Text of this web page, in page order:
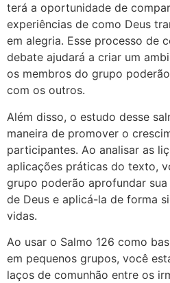
terá a oportunidade de
experiências de como Deus
em alegria. Esse processo de
debate ajudará a criar um
os membros do grupo
com os outros.
Além disso, o estudo desse
maneira de promover o
participantes. Ao analisar as
aplicações práticas do texto,
grupo poderão aprofundar
de Deus e aplicá-la de forma
vidas.
Ao usar o Salmo 126 como
em pequenos grupos, você
laços de comunhão entre os